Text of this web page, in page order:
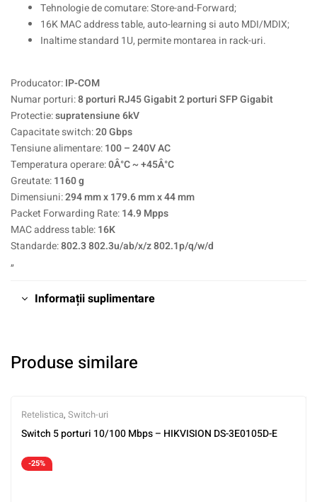
Tehnologie de comutare: Store-and-Forward;
16K MAC address table, auto-learning si auto MDI/MDIX;
Inaltime standard 1U, permite montarea in rack-uri.
Producator:IP-COM
Numar porturi:8 porturi RJ45 Gigabit 2 porturi SFP Gigabit
Protectie:supratensiune 6kV
Capacitate switch:20 Gbps
Tensiune alimentare:100 – 240V AC
Temperatura operare:0Â°C ~ +45Â°C
Greutate:1160 g
Dimensiuni:294 mm x 179.6 mm x 44 mm
Packet Forwarding Rate:14.9 Mpps
MAC address table:16K
Standarde:802.3 802.3u/ab/x/z 802.1p/q/w/d
„
Informații suplimentare
Produse similare
Retelistica, Switch-uri
Switch 5 porturi 10/100 Mbps – HIKVISION DS-3E0105D-E
-25%